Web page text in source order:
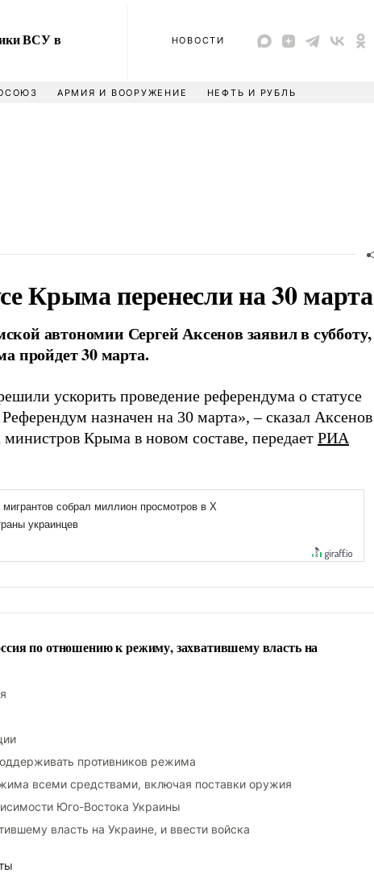
ВСУ в
НОВОСТИ
АРМИЯ И ВООРУЖЕНИЕ НЕФТЬ И РУБЛЬ
Крыма перенесли на 30 марта
автономии Сергей Аксенов заявил в субботу,
пройдет 30 марта.
ускорить проведение референдума о статусе
назначен на 30 марта», – сказал Аксенов
министров Крыма в новом составе, передает РИА
по отношению к режиму, захватившему власть на
противников режима
всеми средствами, включая поставки оружия
Юго-Востока Украины
власть на Украине, и ввести войска